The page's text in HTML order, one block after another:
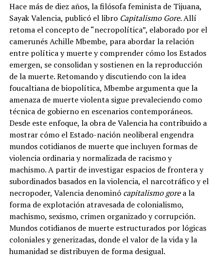
Hace más de diez años, la filósofa feminista de Tijuana,
Sayak Valencia, publicó el libro Capitalismo Gore. Allí
retoma el concepto de “necropolítica”, elaborado por el
camerunés Achille Mbembe, para abordar la relación
entre política y muerte y comprender cómo los Estados
emergen, se consolidan y sostienen en la reproducción
de la muerte. Retomando y discutiendo con la idea
foucaltiana de biopolítica, Mbembe argumenta que la
amenaza de muerte violenta sigue prevaleciendo como
técnica de gobierno en escenarios contemporáneos.
Desde este enfoque, la obra de Valencia ha contribuido a
mostrar cómo el Estado-nación neoliberal engendra
mundos cotidianos de muerte que incluyen formas de
violencia ordinaria y normalizada de racismo y
machismo. A partir de investigar espacios de frontera y
subordinados basados en la violencia, el narcotráfico y el
necropoder, Valencia denominó capitalismo gorea la
forma de explotación atravesada de colonialismo,
machismo, sexismo, crimen organizado y corrupción.
Mundos cotidianos de muerte estructurados por lógicas
coloniales y generizadas, donde el valor de la vida y la
humanidad se distribuyen de forma desigual.